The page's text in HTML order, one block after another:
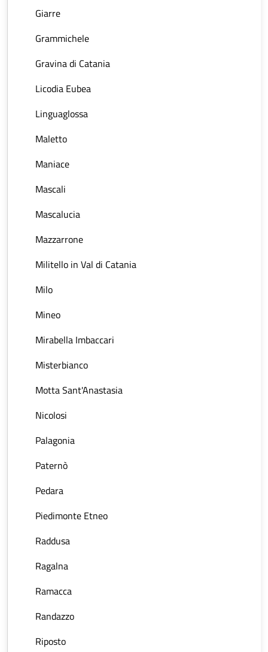
Giarre
Grammichele
Gravina di Catania
Licodia Eubea
Linguaglossa
Maletto
Maniace
Mascali
Mascalucia
Mazzarrone
Militello in Val di Catania
Milo
Mineo
Mirabella Imbaccari
Misterbianco
Motta Sant'Anastasia
Nicolosi
Palagonia
Paternò
Pedara
Piedimonte Etneo
Raddusa
Ragalna
Ramacca
Randazzo
Riposto